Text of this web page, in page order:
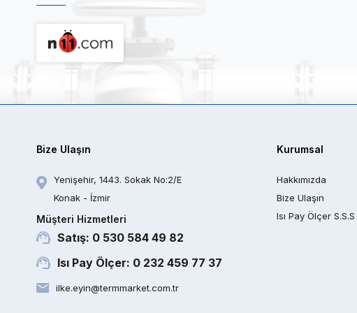
Bize Ulaşın
Yenişehir, 1443. Sokak No:2/E
Konak - İzmir
Müşteri Hizmetleri
Satış: 0 530 584 49 82
Isı Pay Ölçer: 0 232 459 77 37
ilke.eyin@termmarket.com.tr
Kurumsal
Hakkımızda
Bize Ulaşın
Isı Pay Ölçer S.S.S